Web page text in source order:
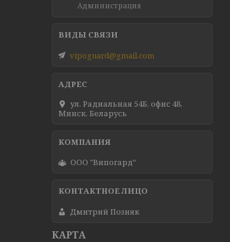
Администрация
vipoguard@gmail.com
ул. Радиальная 54Б, офис 48,
Минск, Беларусь
ООО "Випогард"
Дмитрий Позняк
КАРТА